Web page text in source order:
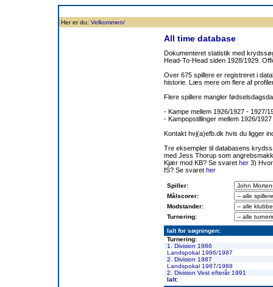
Her er du: Velkommen/
All time database
Dokumenteret statistik med
Head-To-Head siden 1928/1929.
Over 675 spillere er registreret i
historie. Læs mere om flere af
Flere spillere mangler
- Kampe mellem 1926/1927 - 1927/
- Kampopstillinger mellem 1926/
Kontakt hvj(a)efb.dk hvis du ligger
Tre eksempler til databasens
med Jess Thorup som
Kjær mod KB? Se svaret her 3)
fS? Se svaret her
Spiller:
Målscorer:
Modstander:
Turnering:
Ialt for søgningen:
Turnering:
1. Division 1986
Landspokal 1986/1987
2. Division 1987
Landspokal 1987/1988
2. Division Vest efterår 1991
Ialt: